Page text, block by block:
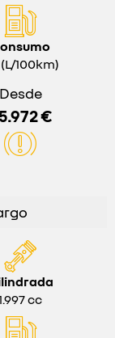
100km)
Desde
€
cc